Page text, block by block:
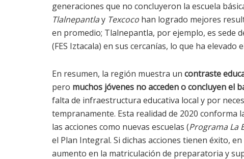
generaciones que no concluyeron la escuela
Tlalnepantlay Texcoco han logrado mejores
en promedio; Tlalnepantla, por ejemplo, es sede
(FES Iztacala) en sus cercanías, lo que ha
En resumen, la región muestra un contraste
pero muchos jóvenes no acceden o concluyen el
falta de infraestructura educativa local y por
tempranamente. Esta realidad de 2020 conforma
las acciones como nuevas escuelas (Programa La
el Plan Integral. Si dichas acciones tienen éxito,
aumento en la matriculación de preparatoria y